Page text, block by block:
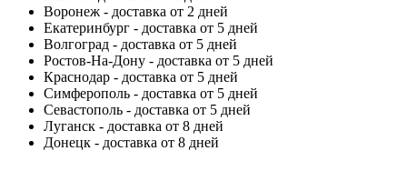
Воронеж - доставка от 2 дней
Екатеринбург - доставка от 5 дней
Волгоград - доставка от 5 дней
Ростов-На-Дону - доставка от 5 дней
Краснодар - доставка от 5 дней
Симферополь - доставка от 5 дней
Севастополь - доставка от 5 дней
Луганск - доставка от 8 дней
Донецк - доставка от 8 дней